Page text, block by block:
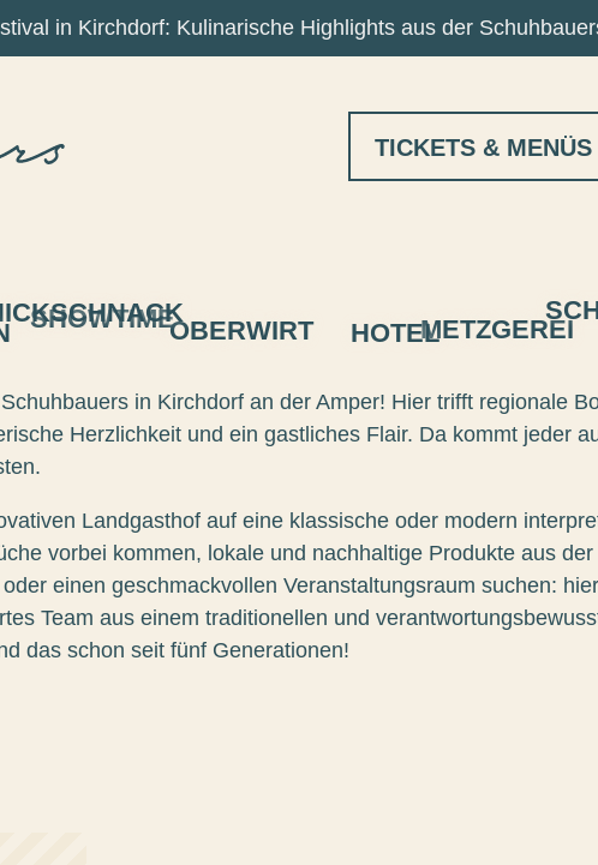
in Kirchdorf: Kulinarische Highlights aus der
TICKETS & MENÜS
SHOWTIMEOBERWIRT METZGEREI
HOTEL
in Kirchdorf an der Amper! Hier trifft regionale
Herzlichkeit und ein gastliches Flair. Da kommt jeder
Landgasthof auf eine klassische oder modern
vorbei kommen, lokale und nachhaltige Produkte aus
einen geschmackvollen Veranstaltungsraum suchen:
Team aus einem traditionellen und
das schon seit fünf Generationen!